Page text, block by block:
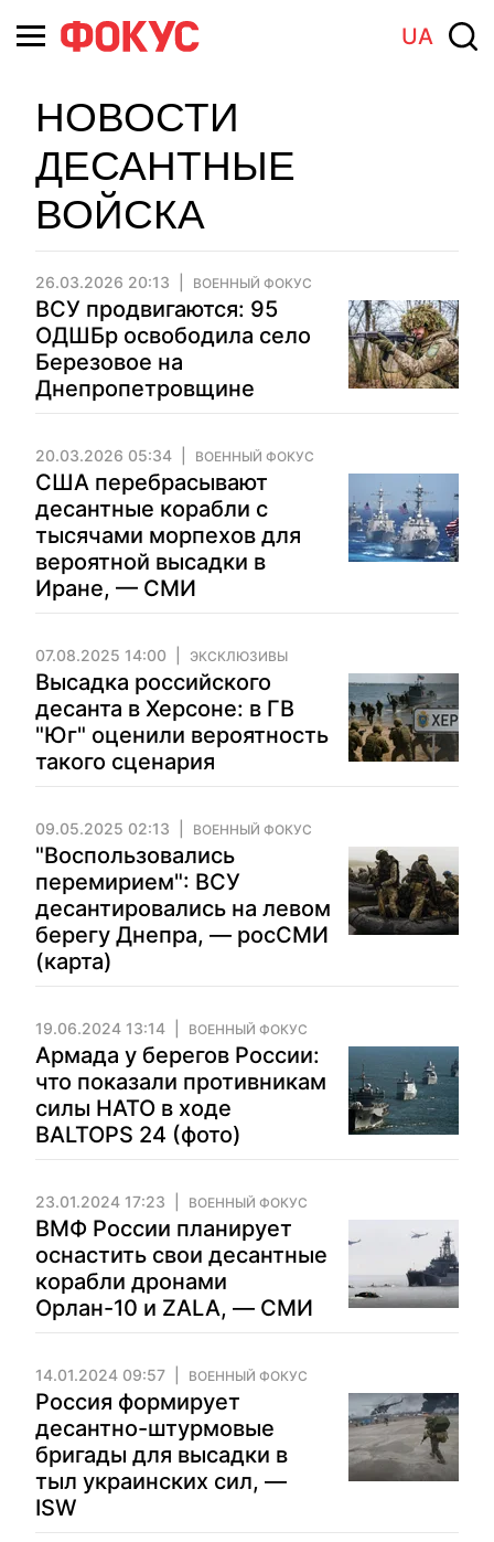
UA
НОВОСТИ
ДЕСАНТНЫЕ
ВОЙСКА
26.03.2026 20:13 ВОЕННЫЙ ФОКУС
ВСУ продвигаются: 95
ОДШБр освободила село
Березовое на
Днепропетровщине
20.03.2026 05:34 ВОЕННЫЙ ФОКУС
США перебрасывают
десантные корабли с
тысячами морпехов для
вероятной высадки в
Иране, — СМИ
07.08.2025 14:00 ЭКСКЛЮЗИВЫ
Высадка российского
десанта в Херсоне: в ГВ
"Юг" оценили вероятность
такого сценария
09.05.2025 02:13 ВОЕННЫЙ ФОКУС
"Воспользовались
перемирием": ВСУ
десантировались на левом
берегу Днепра, — росСМИ
(карта)
19.06.2024 13:14 ВОЕННЫЙ ФОКУС
Армада у берегов России:
что показали противникам
силы НАТО в ходе
BALTOPS 24 (фото)
23.01.2024 17:23 ВОЕННЫЙ ФОКУС
ВМФ России планирует
оснастить свои десантные
корабли дронами
Орлан-10 и ZALA, — СМИ
14.01.2024 09:57 ВОЕННЫЙ ФОКУС
Россия формирует
десантно-штурмовые
бригады для высадки в
тыл украинских сил, —
ISW